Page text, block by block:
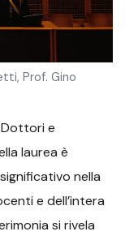
Prof. Gino
e
laurea è
nella
e dell’intera
si rivela